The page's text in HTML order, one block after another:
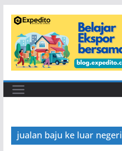
content
jualan baju ke luar negeri